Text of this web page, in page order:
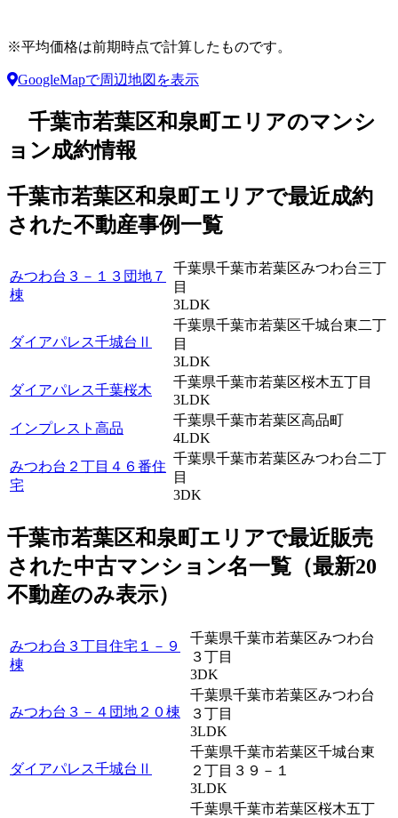
※平均価格は前期時点で計算したものです。
GoogleMapで周辺地図を表示
千葉市若葉区和泉町エリアのマンシ
ョン成約情報
千葉市若葉区和泉町エリアで最近成約
された不動産事例一覧
みつわ台３－１３団地７
棟
千葉県千葉市若葉区みつわ台三丁
目
3LDK
ダイアパレス千城台Ⅱ
千葉県千葉市若葉区千城台東二丁
目
3LDK
ダイアパレス千葉桜木
千葉県千葉市若葉区桜木五丁目
3LDK
インプレスト高品
千葉県千葉市若葉区高品町
4LDK
みつわ台２丁目４６番住
宅
千葉県千葉市若葉区みつわ台二丁
目
3DK
千葉市若葉区和泉町エリアで最近販売
された中古マンション名一覧（最新20
不動産のみ表示）
みつわ台３丁目住宅１－９
棟
千葉県千葉市若葉区みつわ台
３丁目
3DK
みつわ台３－４団地２０棟
千葉県千葉市若葉区みつわ台
３丁目
3LDK
ダイアパレス千城台Ⅱ
千葉県千葉市若葉区千城台東
２丁目３９－１
3LDK
千葉県千葉市若葉区桜木五丁